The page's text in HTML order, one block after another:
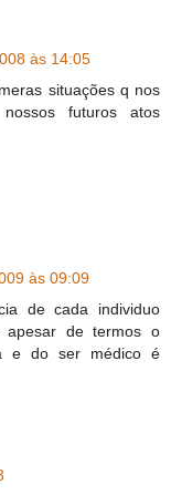
às 14:05
situações q nos
futuros atos
às 09:09
de cada individuo
apesar de termos o
e do ser médico é